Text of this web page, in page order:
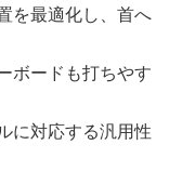
を最適化し、首へ
ボードも打ちやす
に対応する汎用性